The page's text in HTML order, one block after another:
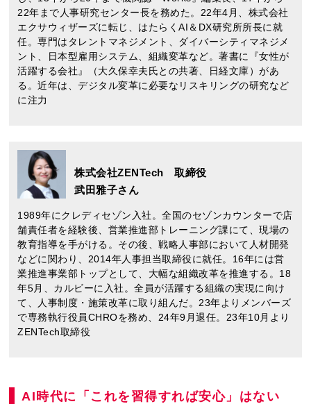
22年まで人事研究センター長を務めた。22年4月、株式会社
エクサウィザーズに転じ、はたらくAI＆DX研究所所長に就
任。専門はタレントマネジメント、ダイバーシティマネジメ
ント、日本型雇用システム、組織変革など。著書に『女性が
活躍する会社』（大久保幸夫氏との共著、日経文庫）があ
る。近年は、デジタル変革に必要なリスキリングの研究など
に注力
株式会社ZENTech 取締役
武田雅子さん
1989年にクレディセゾン入社。全国のセゾンカウンターで店
舗責任者を経験後、営業推進部トレーニング課にて、現場の
教育指導を手がける。その後、戦略人事部において人材開発
などに関わり、2014年人事担当取締役に就任。16年には営
業推進事業部トップとして、大幅な組織改革を推進する。18
年5月、カルビーに入社。全員が活躍する組織の実現に向け
て、人事制度・施策改革に取り組んだ。23年よりメンバーズ
で専務執行役員CHROを務め、24年9月退任。23年10月より
ZENTech取締役
AI時代に「これを習得すれば安心」はない